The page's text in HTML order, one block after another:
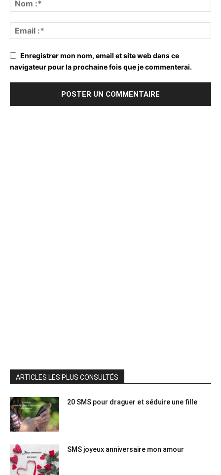
Enregistrer mon nom, email et site web dans ce
navigateur pour la prochaine fois que je commenterai.
ARTICLES LES PLUS CONSULTÉS
20 SMS pour draguer et séduire une fille
SMS joyeux anniversaire mon amour